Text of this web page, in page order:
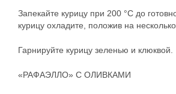
Запекайте курицу при 200 °С до
курицу охладите, положив на
Гарнируйте курицу зеленью и клюквой.
«РАФАЭЛЛО» С ОЛИВКАМИ